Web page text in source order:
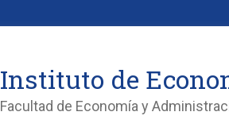
Instituto de
Facultad de Economía y